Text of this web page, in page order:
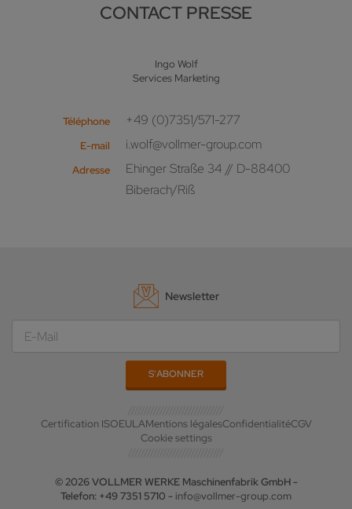
CONTACT PRESSE
Ingo Wolf
Services Marketing
Téléphone +49 (0)7351/571-277
E-mail i.wolf@vollmer-group.com
Adresse
Ehinger Straße 34 // D-88400
Biberach/Riß
Newsletter
Certification ISOEULAMentions légalesConfidentialitéCGV
Cookie settings
© 2026 VOLLMER WERKE Maschinenfabrik GmbH -
Telefon: +49 7351 5710 - info@vollmer-group.com